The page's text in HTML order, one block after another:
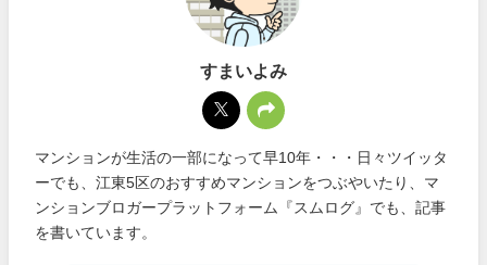
すまいよみ
マンションが生活の一部になって早10年・・・日々ツイッタ
ーでも、江東5区のおすすめマンションをつぶやいたり、マ
ンションブロガープラットフォーム『スムログ』でも、記事
を書いています。